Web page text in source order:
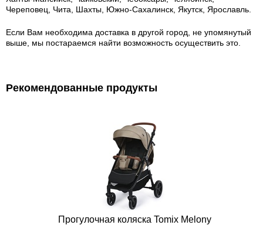
Череповец, Чита, Шахты, Южно-Сахалинск, Якутск, Ярославль.
Если Вам необходима доставка в другой город, не упомянутый
выше, мы постараемся найти возможность осуществить это.
Рекомендованные продукты
Прогулочная коляска Tomix Melony